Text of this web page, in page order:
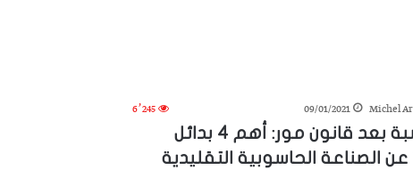
Michel
09/01/2021
6٬245
الحوسبة بعد قانون مور: أهم 4 بدائل
الصناعة الحاسوبية التقليدية